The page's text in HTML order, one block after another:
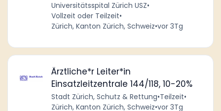
Universitätsspital Zürich USZ•
Vollzeit oder Teilzeit•
Zürich, Kanton Zürich, Schweiz•vor 3Tg
Ärztliche*r Leiter*in
Einsatzleitzentrale 144/118, 10-20%
Stadt Zürich, Schutz & Rettung•Teilzeit•
Zürich, Kanton Zürich, Schweiz•vor 3Tg